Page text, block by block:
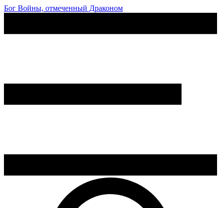
Бог Войны, отмеченный Драконом